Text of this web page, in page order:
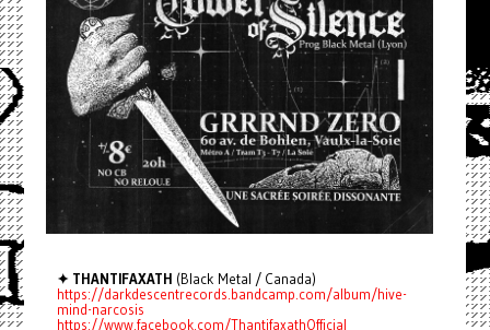
✦ THANTIFAXATH (Black Metal / Canada)
https://darkdescentrecords.bandcamp.com/album/hive-
mind-narcosis
https://www.facebook.com/ThantifaxathOfficial